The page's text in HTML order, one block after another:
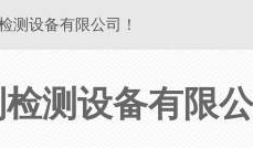
测设备有限公司！